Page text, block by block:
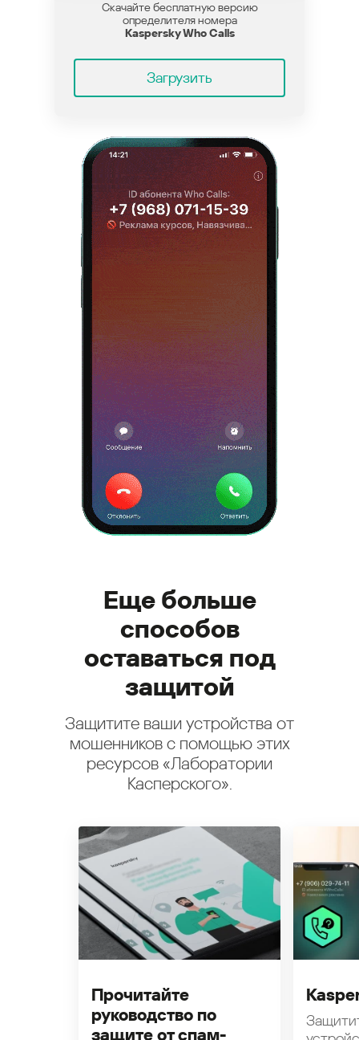
Скачайте бесплатную версию
определителя номера
Kaspersky Who Calls
Загрузить
Еще больше
способов
оставаться под
защитой
Защитите ваши устройства от
мошенников с помощью этих
ресурсов «Лаборатории
Касперского».
Прочитайте
руководство по
защите от спам-